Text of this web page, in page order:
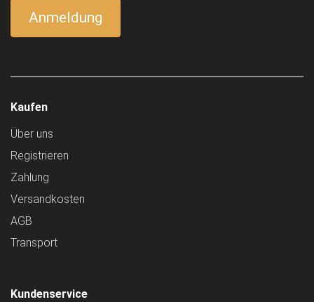
Kaufen
Über uns
Registrieren
Zahlung
Versandkosten
AGB
Transport
Kundenservice